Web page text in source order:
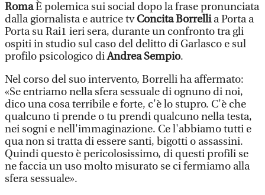
RomaÈ polemica sui social dopo la frase pronunciata
dalla giornalista e autrice tvConcita Borrellia Porta a
Porta su Rai1 ieri sera, durante un confronto tra gli
ospiti in studio sul caso del delitto di Garlasco e sul
profilo psicologico diAndrea Sempio.
Nel corso del suo intervento, Borrelli ha affermato:
«Se entriamo nella sfera sessuale di ognuno di noi,
dico una cosa terribile e forte, c'è lo stupro. C'è che
qualcuno ti prende o tu prendi qualcuno nella testa,
nei sogni e nell'immaginazione. Ce l'abbiamo tutti e
qua non si tratta di essere santi, bigotti o assassini.
Quindi questo è pericolosissimo, di questi profili se
ne faccia un uso molto misurato se ci fermiamo alla
sfera sessuale».